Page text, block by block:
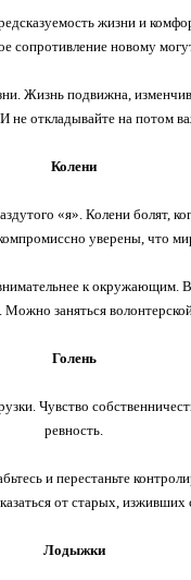
жизни и
сопротивление новому
Жизнь подвижна,
не откладывайте на потом
Колени
«я». Колени
уверены, что
к окружающим.
заняться
Голень
Чувство
ревность.
и перестаньте
от старых, изживших
Лодыжки